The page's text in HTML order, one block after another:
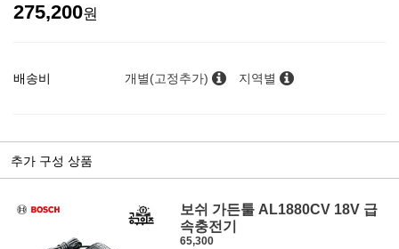
275,200원
배송비 개별(고정추가) 지역별
추가 구성 상품
보쉬 가든툴 AL1880CV 18V 급
속충전기
65,300